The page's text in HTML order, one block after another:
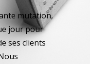
mutation,
jour pour
ses clients